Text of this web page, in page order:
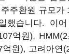
주환원 규모가
했습니다. 이
억원), HMM(2
억원), 고려아연